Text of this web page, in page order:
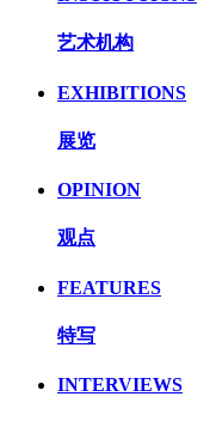
艺术机构
EXHIBITIONS
展览
OPINION
观点
FEATURES
特写
INTERVIEWS